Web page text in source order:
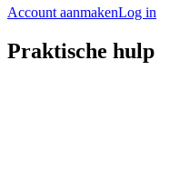
Account aanmakenLog in
Praktische hulp